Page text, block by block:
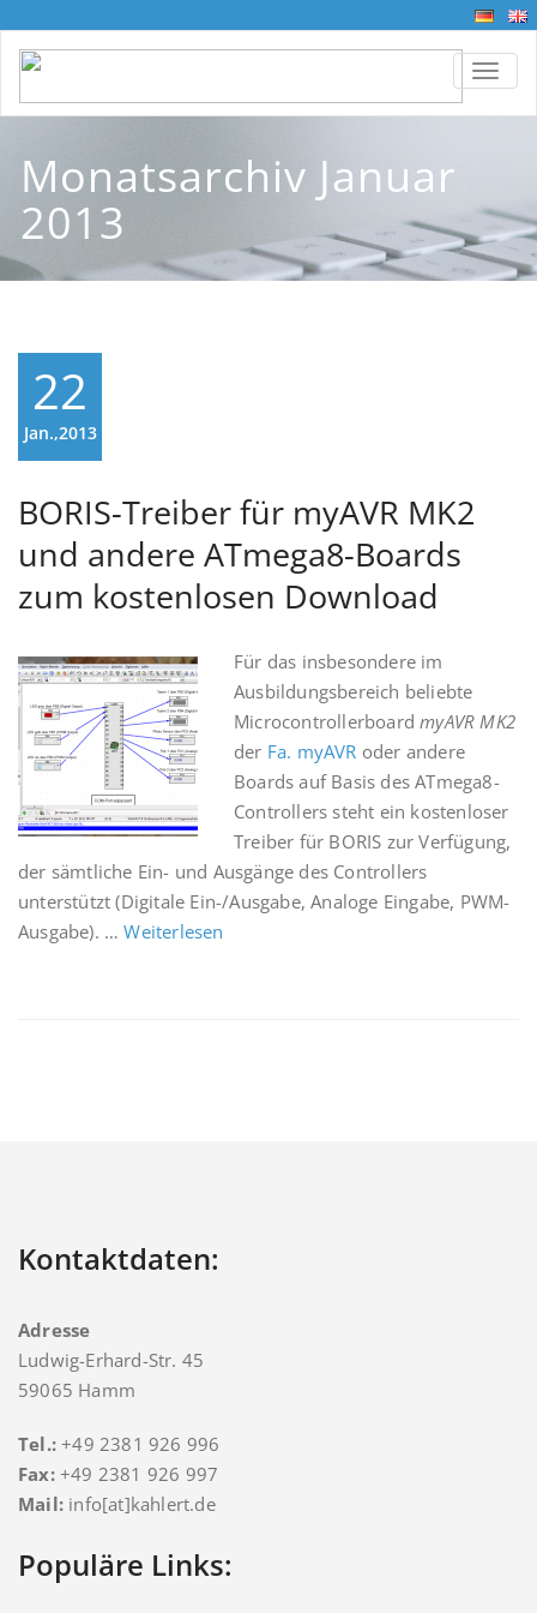
Monatsarchiv Januar
2013
22
Jan.,2013
BORIS-Treiber für myAVR MK2
und andere ATmega8-Boards
zum kostenlosen Download
Für das insbesondere im
Ausbildungsbereich beliebte
MicrocontrollerboardmyAVR MK2
der Fa. myAVR oder andere
Boards auf Basis des ATmega8-
Controllers steht ein kostenloser
Treiber für BORIS zur Verfügung,
der sämtliche Ein- und Ausgänge des Controllers
unterstützt (Digitale Ein-/Ausgabe, Analoge Eingabe, PWM-
Ausgabe). …Weiterlesen
Kontaktdaten:
Adresse
Ludwig-Erhard-Str. 45
59065 Hamm
Tel.:+49 2381 926 996
Fax: +49 2381 926 997
Mail: info[at]kahlert.de
Populäre Links: